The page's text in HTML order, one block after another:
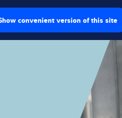
convenient version of this site